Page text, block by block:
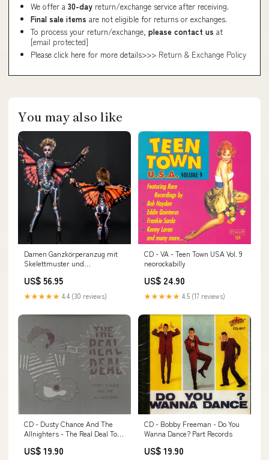
We offer a 30-day return/exchange service after receiving.
Final sale items are not eligible for returns or exchanges.
To process your return/exchange, please contact us at
[email protected]
Please click here for more details>>> Return & Exchange Policy
You may also like
Damen Ganzkörperanzug mit
Skelettmuster und
long-sleeve-tees-ai
US$ 56.95
★★★★★ 4.4 (30 reviews)
CD - VA - Teen Town USA Vol. 9
neorockabilly
US$ 24.90
★★★★★ 4.5 (17 reviews)
CD - Dusty Chance And The
Allnighters - The Real Deal Tony
US$ 19.90
CD - Bobby Freeman - Do You
Wanna Dance? Part Records
US$ 19.90